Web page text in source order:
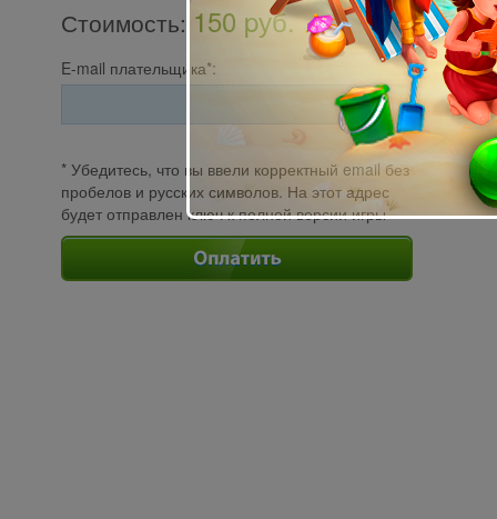
Стоимость: 150 pуб.
E-mail плательщика*:
* Убедитесь, что вы ввели корректный email без
пробелов и русских символов. На этот адрес
будет отправлен ключ к полной версии игры